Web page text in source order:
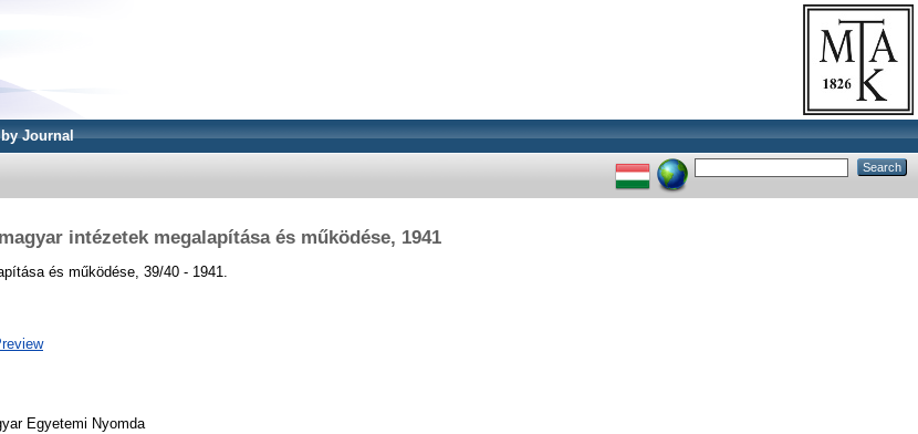
Journal
intézetek megalapítása és működése, 1941
és működése, 39/40 - 1941.
Egyetemi Nyomda